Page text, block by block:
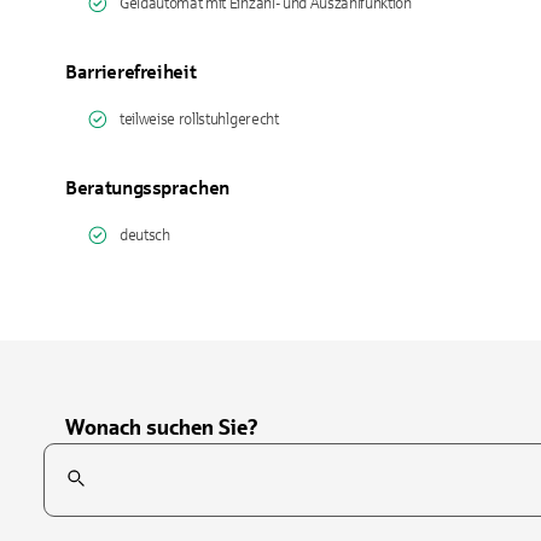
Geldautomat mit Einzahl- und Auszahlfunktion
Barrierefreiheit
teilweise rollstuhlgerecht
Beratungssprachen
deutsch
Wonach suchen Sie?
Suchfeld